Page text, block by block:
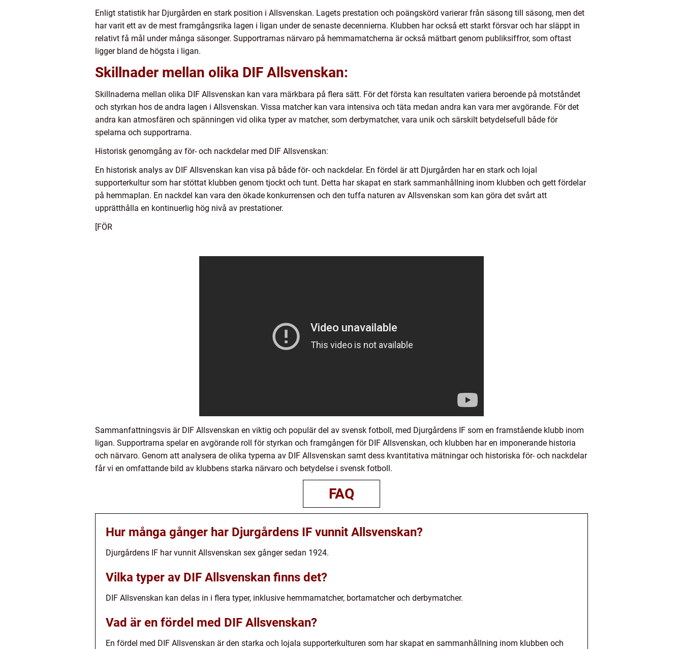
Enligt statistik har Djurgården en stark position i Allsvenskan. Lagets prestation och poängskörd varierar från säsong till säsong, men det
har varit ett av de mest framgångsrika lagen i ligan under de senaste decennierna. Klubben har också ett starkt försvar och har släppt in
relativt få mål under många säsonger. Supportrarnas närvaro på hemmamatcherna är också mätbart genom publiksiffror, som oftast
ligger bland de högsta i ligan.
Skillnader mellan olika DIF Allsvenskan:
Skillnaderna mellan olika DIF Allsvenskan kan vara märkbara på flera sätt. För det första kan resultaten variera beroende på motståndet
och styrkan hos de andra lagen i Allsvenskan. Vissa matcher kan vara intensiva och täta medan andra kan vara mer avgörande. För det
andra kan atmosfären och spänningen vid olika typer av matcher, som derbymatcher, vara unik och särskilt betydelsefull både för
spelarna och supportrarna.
Historisk genomgång av för- och nackdelar med DIF Allsvenskan:
En historisk analys av DIF Allsvenskan kan visa på både för- och nackdelar. En fördel är att Djurgården har en stark och lojal
supporterkultur som har stöttat klubben genom tjockt och tunt. Detta har skapat en stark sammanhållning inom klubben och gett fördelar
på hemmaplan. En nackdel kan vara den ökade konkurrensen och den tuffa naturen av Allsvenskan som kan göra det svårt att
upprätthålla en kontinuerlig hög nivå av prestationer.
[FÖR
Sammanfattningsvis är DIF Allsvenskan en viktig och populär del av svensk fotboll, med Djurgårdens IF som en framstående klubb inom
ligan. Supportrarna spelar en avgörande roll för styrkan och framgången för DIF Allsvenskan, och klubben har en imponerande historia
och närvaro. Genom att analysera de olika typerna av DIF Allsvenskan samt dess kvantitativa mätningar och historiska för- och nackdelar
får vi en omfattande bild av klubbens starka närvaro och betydelse i svensk fotboll.
FAQ
Hur många gånger har Djurgårdens IF vunnit Allsvenskan?
Djurgårdens IF har vunnit Allsvenskan sex gånger sedan 1924.
Vilka typer av DIF Allsvenskan finns det?
DIF Allsvenskan kan delas in i flera typer, inklusive hemmamatcher, bortamatcher och derbymatcher.
Vad är en fördel med DIF Allsvenskan?
En fördel med DIF Allsvenskan är den starka och lojala supporterkulturen som har skapat en sammanhållning inom klubben och